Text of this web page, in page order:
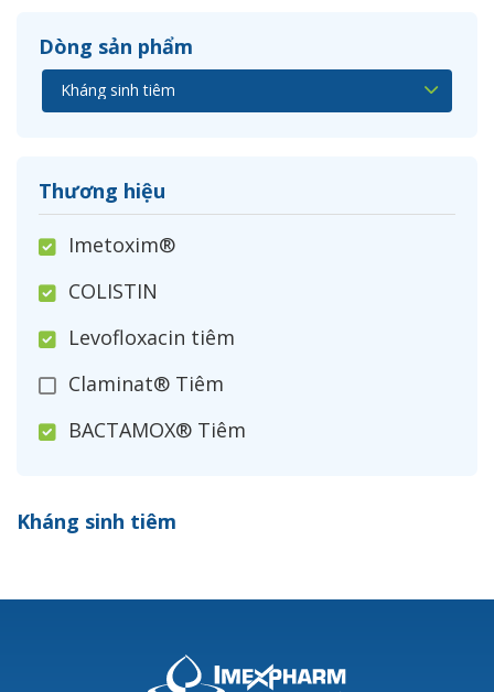
Dòng sản phẩm
Thương hiệu
Imetoxim®
COLISTIN
Levofloxacin tiêm
Claminat® Tiêm
BACTAMOX® Tiêm
Ceftizoxim®
Kháng sinh tiêm